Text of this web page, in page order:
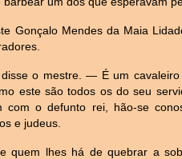
Gonçalo Mendes da Maia
o mestre. — É um cavaleiro
este são todos os do seu
com o defunto rei, hão-se
e judeus.
quem lhes há de quebrar a